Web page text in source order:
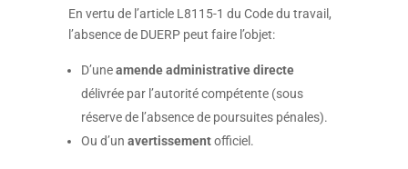
En vertu de l’article L8115-1 du Code du travail,
l’absence de DUERP peut faire l’objet:
D’uneamende administrative directe
délivrée par l’autorité compétente (sous
réserve de l’absence de poursuites pénales).
Ou d’un avertissementofficiel .